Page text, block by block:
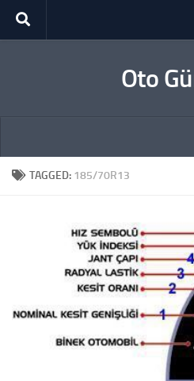
Skip to content
Oto
TAGGED: 185/70R13